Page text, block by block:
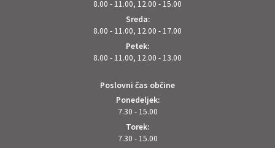
8.00 - 11.00, 12.00 - 15.00
Sreda:
8.00 - 11.00, 12.00 - 17.00
Petek:
8.00 - 11.00, 12.00 - 13.00
Poslovni čas občine
Ponedeljek:
7.30 - 15.00
Torek:
7.30 - 15.00